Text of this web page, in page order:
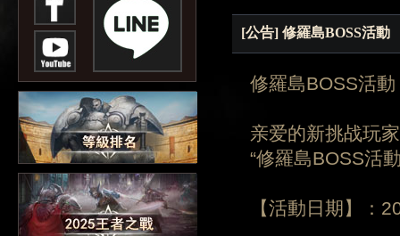
[公告] 修羅島BOSS活動
修羅島BOSS活動
亲爱的新挑战玩
“修羅島BOSS活
【活動日期】：